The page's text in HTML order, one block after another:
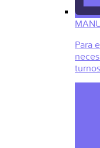
Para